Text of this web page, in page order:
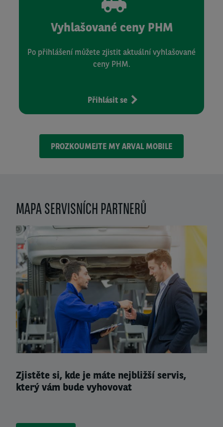
Vyhlašované ceny PHM
Po přihlášení můžete zjistit aktuální vyhlašované
ceny PHM.
Přihlásit se
PROZKOUMEJTE MY ARVAL MOBILE
Left
column
MAPA SERVISNÍCH PARTNERŮ
Zjistěte si, kde je máte nejbližší servis,
který vám bude vyhovovat